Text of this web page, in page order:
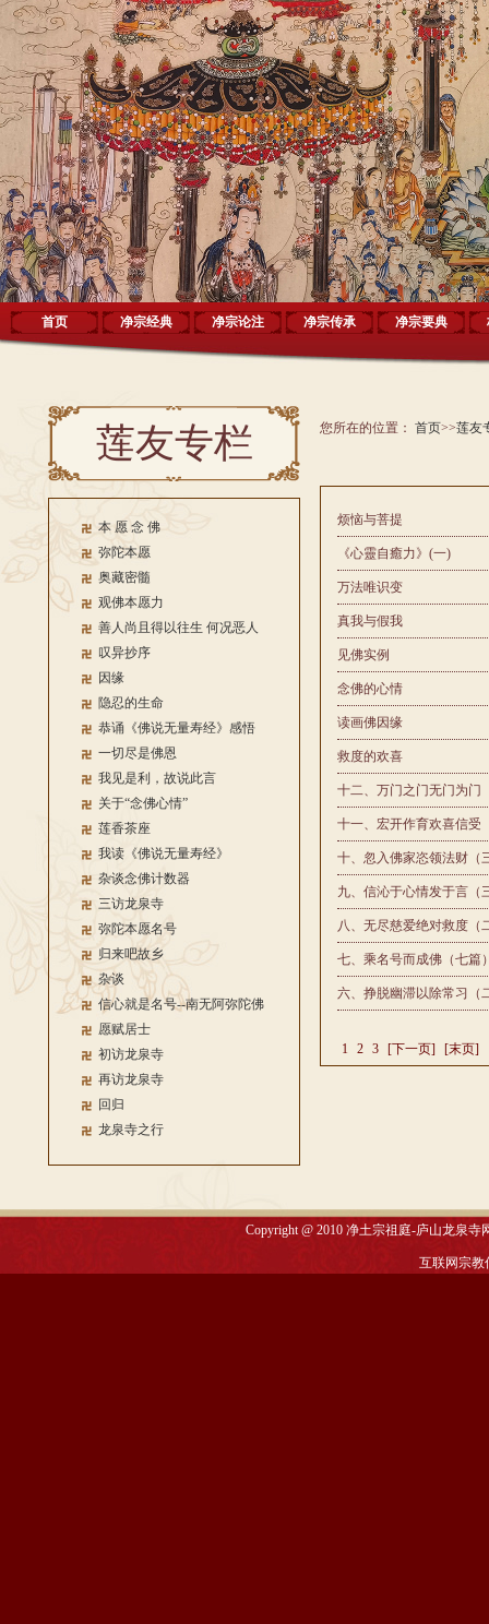
首页 净宗经典 净宗论注 净宗传承 净宗要典
莲友专栏
本 愿 念 佛
弥陀本愿
奥藏密髓
观佛本愿力
善人尚且得以往生 何况恶人
叹异抄序
因缘
隐忍的生命
恭诵《佛说无量寿经》感悟
一切尽是佛恩
我见是利，故说此言
关于“念佛心情”
莲香茶座
我读《佛说无量寿经》
杂谈念佛计数器
三访龙泉寺
弥陀本愿名号
归来吧故乡
杂谈
信心就是名号--南无阿弥陀佛
愿赋居士
初访龙泉寺
再访龙泉寺
回归
龙泉寺之行
您所在的位置： 首页>>莲友
烦恼与菩提
《心靈自癒力》(一)
万法唯识变
真我与假我
见佛实例
念佛的心情
读画佛因缘
救度的欢喜
十二、万门之门无门为门
十一、宏开作育欢喜信受
十、忽入佛家恣领法财（
九、信沁于心情发于言（
八、无尽慈爱绝对救度（
七、乘名号而成佛（七篇
六、挣脱幽滞以除常习（
1 2 3 [下一页] [末页]
Copyright @ 2010净土宗祖庭-庐山龙泉寺
互联网宗教